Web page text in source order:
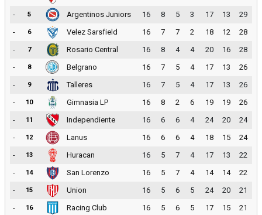
-
5 Argentinos Juniors 16 8 5 3 17 13
29
-
6 Velez Sarsfield 16 7 7 2 18 12
28
-
7 Rosario Central 16 8 4 4 20 16
28
-
8 Belgrano 16 7 5 4 17 13
26
-
9 Talleres 16 7 5 4 17 13
26
-
10 Gimnasia LP 16 8 2 6 19 19
26
-
11 Independiente 16 6 6 4 24 20
24
-
12 Lanus 16 6 6 4 18 15
24
-
13 Huracan 16 5 7 4 17 13
22
-
14 San Lorenzo 16 5 7 4 14 14
22
-
15 Union 16 5 6 5 24 20
21
-
16 Racing Club 16 5 6 5 17 15
21